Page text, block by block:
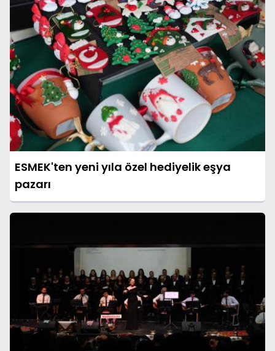
ESMEK'ten yeni yıla özel hediyelik eşya
pazarı